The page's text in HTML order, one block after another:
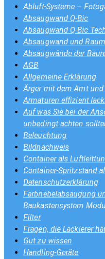
Abluft-Systeme –
Absaugwand Q-Bic
Absaugwand Q-Bic
Absaugwand und
Absaugwände der
AGB
Allgemeine Erklärung
Ärger mit dem Amt
Armaturen effizient
Auf was Sie bei der
unbedingt achten
Beleuchtung
Bildnachweis
Container als
Container-Spritzstand
Datenschutzerklärung
Farbnebelabsaugung
Baukastensystem
Filter
Fragen, die Lackierer
Gut zu wissen
Handling-Geräte